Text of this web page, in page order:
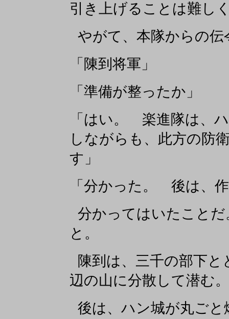
引き上げることは難し
やがて、本隊からの伝
「陳到将軍」
「準備が整ったか」
「はい。 楽進隊は、
しながらも、此方の防
す」
「分かった。 後は、
分かってはいたこと
と。
陳到は、三千の部下
辺の山に分散して潜む。
後は、ハン城が丸ご